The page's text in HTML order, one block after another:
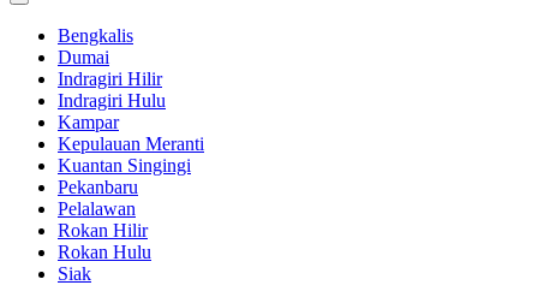
Bengkalis
Dumai
Indragiri Hilir
Indragiri Hulu
Kampar
Kepulauan Meranti
Kuantan Singingi
Pekanbaru
Pelalawan
Rokan Hilir
Rokan Hulu
Siak